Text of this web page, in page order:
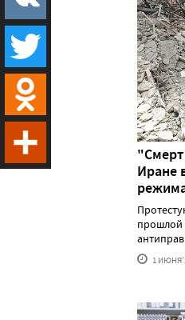
Иране
прошлой
1
VK
Twitter
Odnoklassniki